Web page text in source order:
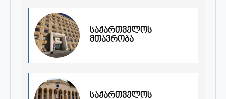
საქართველოს
მთავრობა
საქართველოს